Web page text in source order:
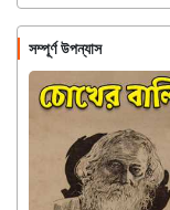
সম্পূর্ণ উপন্যাস